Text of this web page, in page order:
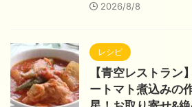
2026/8/8
レシピ
【青空レストラン
ートマト煮込みの